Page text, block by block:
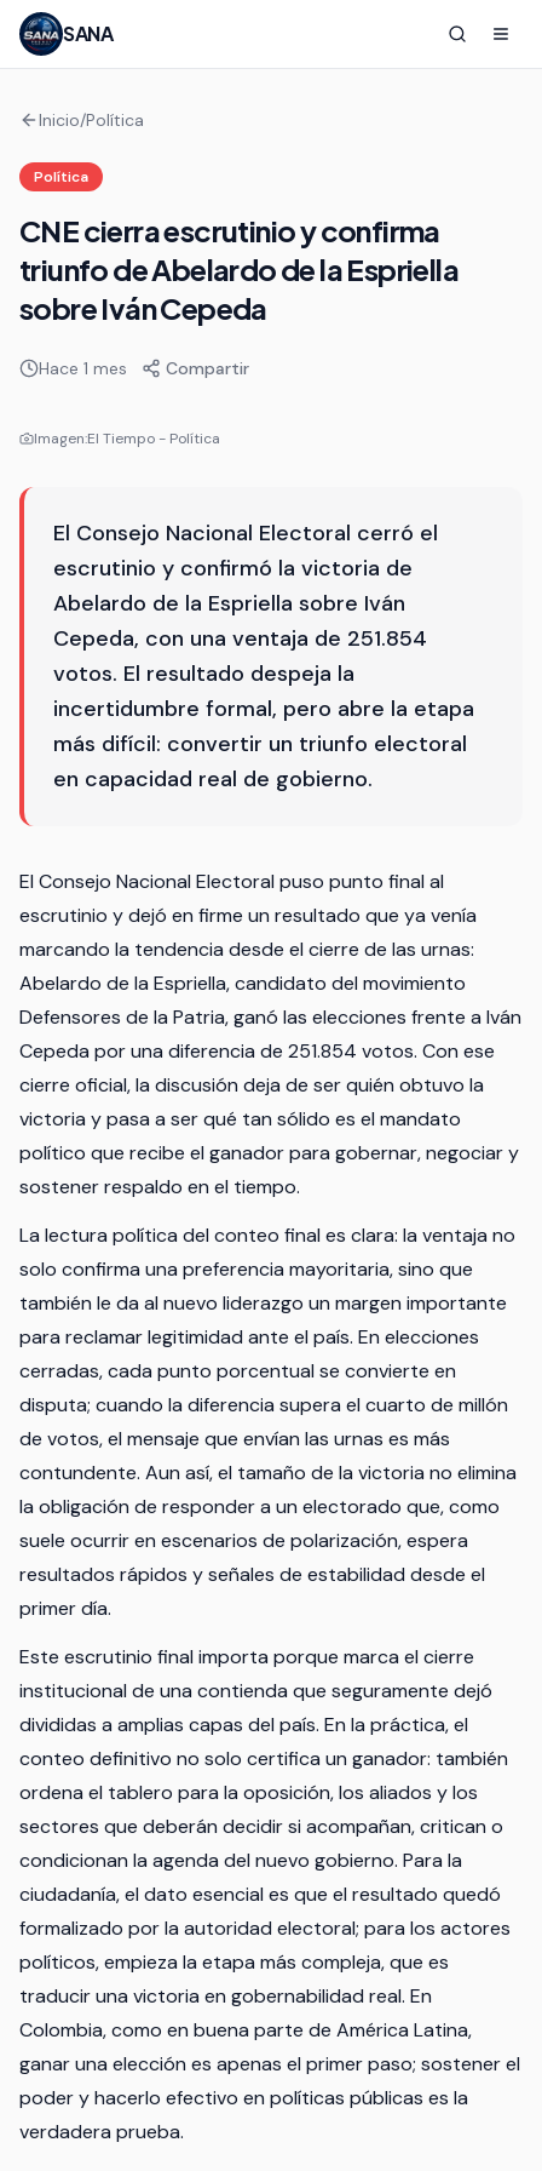
SANA
Inicio/Política
Política
CNE cierra escrutinio y confirma
triunfo de Abelardo de la Espriella
sobre Iván Cepeda
Hace 1 mes Compartir
Imagen:El Tiempo - Política
El Consejo Nacional Electoral cerró el
escrutinio y confirmó la victoria de
Abelardo de la Espriella sobre Iván
Cepeda, con una ventaja de 251.854
votos. El resultado despeja la
incertidumbre formal, pero abre la etapa
más difícil: convertir un triunfo electoral
en capacidad real de gobierno.
El Consejo Nacional Electoral puso punto final al
escrutinio y dejó en firme un resultado que ya venía
marcando la tendencia desde el cierre de las urnas:
Abelardo de la Espriella, candidato del movimiento
Defensores de la Patria, ganó las elecciones frente a Iván
Cepeda por una diferencia de 251.854 votos. Con ese
cierre oficial, la discusión deja de ser quién obtuvo la
victoria y pasa a ser qué tan sólido es el mandato
político que recibe el ganador para gobernar, negociar y
sostener respaldo en el tiempo.
La lectura política del conteo final es clara: la ventaja no
solo confirma una preferencia mayoritaria, sino que
también le da al nuevo liderazgo un margen importante
para reclamar legitimidad ante el país. En elecciones
cerradas, cada punto porcentual se convierte en
disputa; cuando la diferencia supera el cuarto de millón
de votos, el mensaje que envían las urnas es más
contundente. Aun así, el tamaño de la victoria no elimina
la obligación de responder a un electorado que, como
suele ocurrir en escenarios de polarización, espera
resultados rápidos y señales de estabilidad desde el
primer día.
Este escrutinio final importa porque marca el cierre
institucional de una contienda que seguramente dejó
divididas a amplias capas del país. En la práctica, el
conteo definitivo no solo certifica un ganador: también
ordena el tablero para la oposición, los aliados y los
sectores que deberán decidir si acompañan, critican o
condicionan la agenda del nuevo gobierno. Para la
ciudadanía, el dato esencial es que el resultado quedó
formalizado por la autoridad electoral; para los actores
políticos, empieza la etapa más compleja, que es
traducir una victoria en gobernabilidad real. En
Colombia, como en buena parte de América Latina,
ganar una elección es apenas el primer paso; sostener el
poder y hacerlo efectivo en políticas públicas es la
verdadera prueba.